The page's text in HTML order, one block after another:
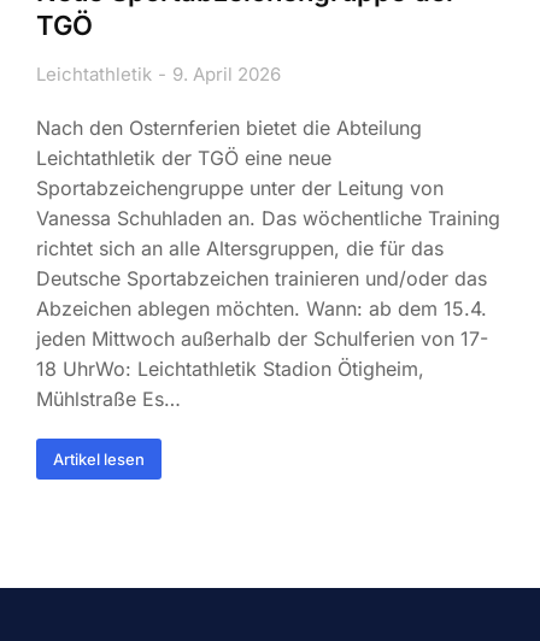
TGÖ
Leichtathletik 9. April 2026
Nach den Osternferien bietet die Abteilung
Leichtathletik der TGÖ eine neue
Sportabzeichengruppe unter der Leitung von
Vanessa Schuhladen an. Das wöchentliche Training
richtet sich an alle Altersgruppen, die für das
Deutsche Sportabzeichen trainieren und/oder das
Abzeichen ablegen möchten. Wann: ab dem 15.4.
jeden Mittwoch außerhalb der Schulferien von 17-
18 UhrWo: Leichtathletik Stadion Ötigheim,
Mühlstraße Es…
Artikel lesen